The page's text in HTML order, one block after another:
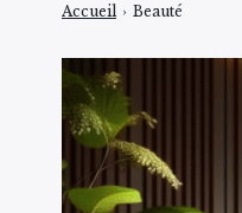
Accueil › Beauté